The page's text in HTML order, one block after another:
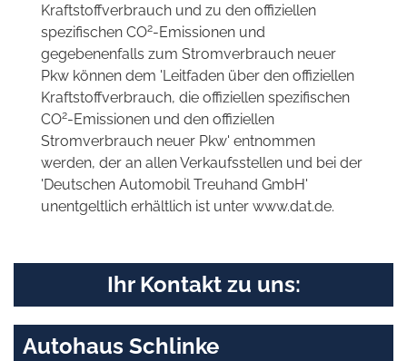
Kraftstoffverbrauch und zu den offiziellen
spezifischen CO2-Emissionen und
gegebenenfalls zum Stromverbrauch neuer
Pkw können dem 'Leitfaden über den offiziellen
Kraftstoffverbrauch, die offiziellen spezifischen
CO2-Emissionen und den offiziellen
Stromverbrauch neuer Pkw' entnommen
werden, der an allen Verkaufsstellen und bei der
'Deutschen Automobil Treuhand GmbH'
unentgeltlich erhältlich ist unter www.dat.de.
Ihr Kontakt zu uns:
Autohaus Schlinke